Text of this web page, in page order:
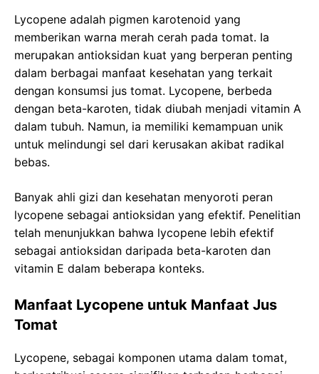
Lycopene adalah pigmen karotenoid yang
memberikan warna merah cerah pada tomat. Ia
merupakan antioksidan kuat yang berperan penting
dalam berbagai manfaat kesehatan yang terkait
dengan konsumsi jus tomat. Lycopene, berbeda
dengan beta-karoten, tidak diubah menjadi vitamin A
dalam tubuh. Namun, ia memiliki kemampuan unik
untuk melindungi sel dari kerusakan akibat radikal
bebas.
Banyak ahli gizi dan kesehatan menyoroti peran
lycopene sebagai antioksidan yang efektif. Penelitian
telah menunjukkan bahwa lycopene lebih efektif
sebagai antioksidan daripada beta-karoten dan
vitamin E dalam beberapa konteks.
Manfaat Lycopene untuk Manfaat Jus
Tomat
Lycopene, sebagai komponen utama dalam tomat,